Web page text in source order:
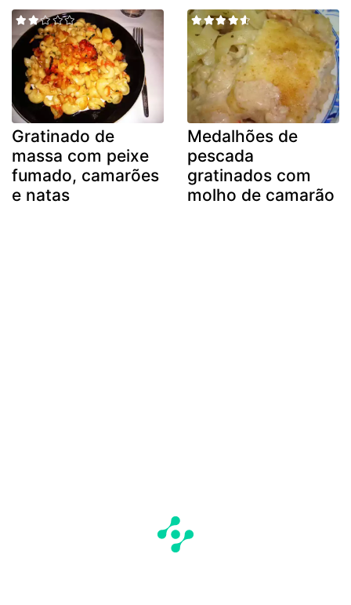
Gratinado de
massa com peixe
fumado, camarões
e natas
Medalhões de
pescada
gratinados com
molho de camarão